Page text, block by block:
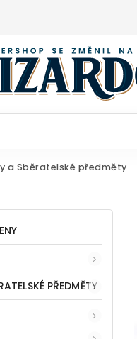
a Sběratelské předměty
PŘEDMĚTY